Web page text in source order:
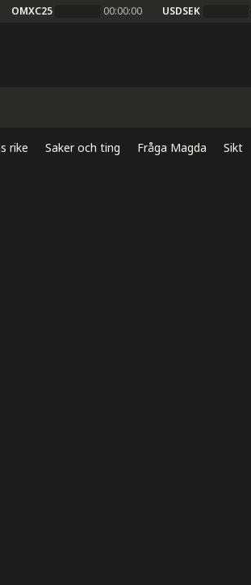
OMXC25 00:00:00 USDSEK
rike Saker och ting Fråga Magda Sikt